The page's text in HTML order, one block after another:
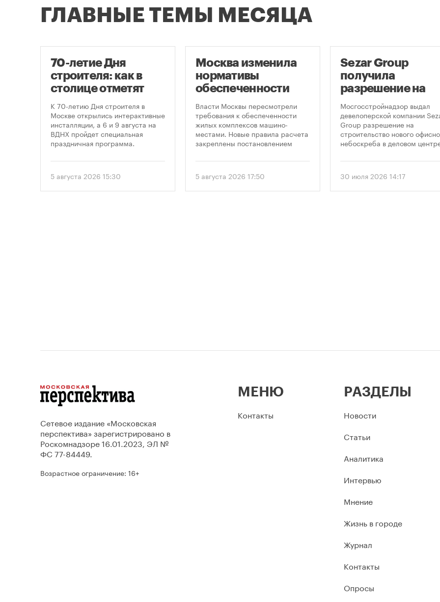
ГЛАВНЫЕ ТЕМЫ МЕСЯЦА
70-летие Дня
строителя: как в
столице отметят
круглую дату
профессионального
праздника
К 70-летию Дня строителя в
Москве открылись интерактивные
инсталляции, а 6 и 9 августа на
ВДНХ пройдет специальная
праздничная программа.
5 августа 2026 15:30
Москва изменила
нормативы
обеспеченности
новостроек
парковками
Власти Москвы пересмотрели
требования к обеспеченности
жилых комплексов машино-
местами. Новые правила расчета
закреплены постановлением
от 5 августа 2026 года. Документ
подход к определению
необходимого количества
5 августа 2026 17:50
Sezar Group
получила
разрешение на
строительство
небоскреба в
«Москва-Сити»
Мосгосстройнадзор выдал
девелоперской компании
Group разрешение на
строительство нового
небоскреба в деловом
предусматривает
метров.
30 июля 2026 14:17
Сетевое издание «Московская
перспектива» зарегистрировано в
Роскомнадзоре 16.01.2023, ЭЛ №
ФС 77-84449.
Возрастное ограничение: 16+
МЕНЮ
Контакты
РАЗДЕЛЫ
Новости
Статьи
Аналитика
Интервью
Мнение
Жизнь в городе
Журнал
Контакты
Опросы